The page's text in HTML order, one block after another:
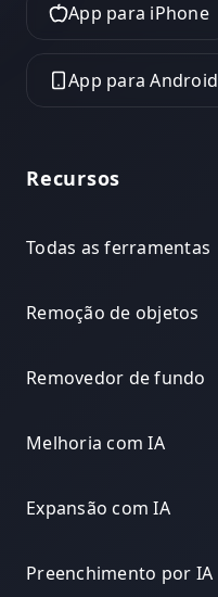
App para iPhone
App para Android
Recursos
Todas as ferramentas
Remoção de objetos
Removedor de fundo
Melhoria com IA
Expansão com IA
Preenchimento por IA